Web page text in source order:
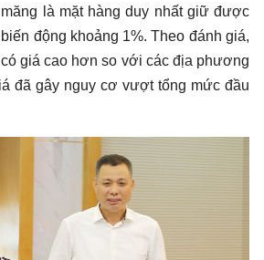
là mặt hàng duy nhất giữ được
động khoảng 1%. Theo đánh giá,
giá cao hơn so với các địa phương
đã gây nguy cơ vượt tổng mức đầu